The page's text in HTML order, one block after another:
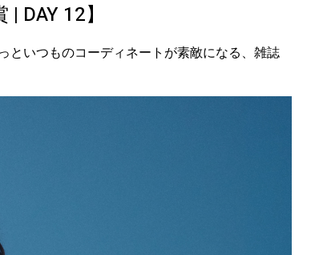
DAY 12】
といつものコーディネートが素敵になる、雑誌